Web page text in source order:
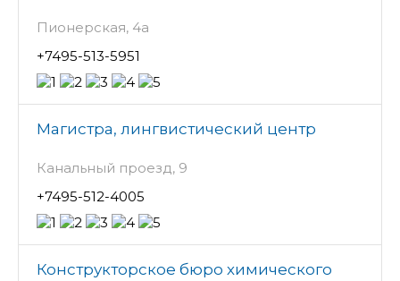
Пионерская, 4а
+7495-513-5951
Магистра, лингвистический центр
Канальный проезд, 9
+7495-512-4005
Конструкторское бюро химического